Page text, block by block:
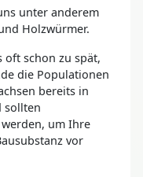
unter anderem
Holzwürmer.
oft schon zu spät,
die Populationen
bereits in
sollten
um Ihre
vor